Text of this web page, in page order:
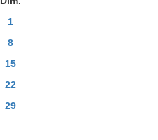
1
8
15
22
29